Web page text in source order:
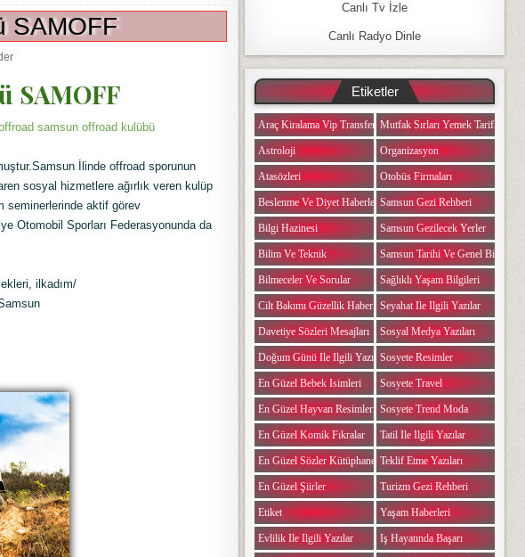
SAMOFF
SAMOFF
samsun offroad kulübü
İlinde offroad sporunun
sosyal hizmetlere ağırlık veren kulüp
seminerlerinde aktif görev
Otomobil Sporları Federasyonunda da
ilkadım/
Canlı Tv İzle
Canlı Radyo Dinle
Etiketler
Araç Kiralama Vip Transfer
Astroloji
Atasözleri
Beslenme Ve Diyet Haberleri
Bilgi Hazinesi
Bilim Ve Teknik
Bilmeceler Ve Sorular
Cilt Bakımı Güzellik Haberleri
Davetiye Sözleri Mesajları
Doğum Günü Ile Ilgili Yazılar
En Güzel Bebek Isimleri
En Güzel Hayvan Resimleri
En Güzel Komik Fıkralar
En Güzel Sözler Kütüphanesi
En Güzel Şiirler
Etiket
Evlilik Ile Ilgili Yazılar
Mutfak Sırları Yemek Tarifi
Organizasyon
Otobüs Firmaları
Samsun Gezi Rehberi
Samsun Gezilecek Yerler
Samsun Tarihi Ve Genel Bilgiler
Sağlıklı Yaşam Bilgileri
Seyahat Ile Ilgili Yazılar
Sosyal Medya Yazıları
Sosyete Resimler
Sosyete Travel
Sosyete Trend Moda
Tatil Ile Ilgili Yazılar
Teklif Etme Yazıları
Turizm Gezi Rehberi
Yaşam Haberleri
Iş Hayatında Başarı